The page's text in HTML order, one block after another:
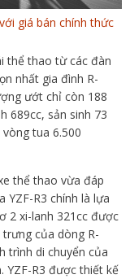
giá bán chính thức
thể thao từ các đàn
nhất gia đình R-
ướt chỉ còn 188
689cc, sản sinh 73
tua 6.500
thể thao vừa đáp
YZF-R3 chính là lựa
2 xi-lanh 321cc được
của dòng R-
trình di chuyển của
YZF-R3 được thiết kế